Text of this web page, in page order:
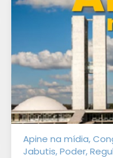
Apine na mídia,
Jabutis, Poder,